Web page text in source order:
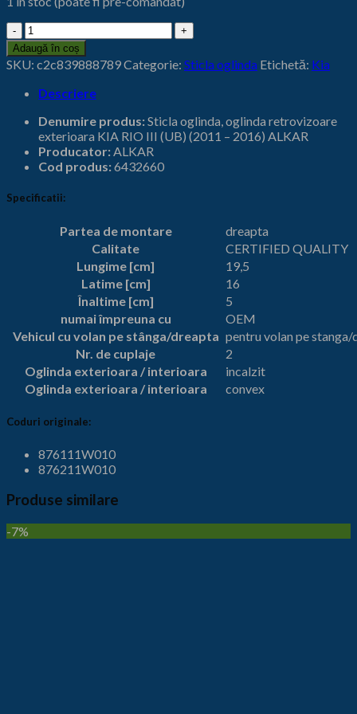
64,00 lei.
Cantitate
Sticla
oglinda,
oglinda
retrovizoare
exterioara
KIA
RIO
III
(UB)
-
ALKAR
6432660
Adaugă în coș
SKU: c2c839888789Categorie: Sticla oglinda Etichetă: Kia
Descriere
Denumire produs:Sticla oglinda, oglinda retrovizoare
exterioara KIA RIO III (UB) (2011 – 2016) ALKAR
Producator:ALKAR
Cod produs:6432660
Specificatii:
Partea de montare
dreapta
Calitate
CERTIFIED QUALITY
Lungime [cm]
19,5
Latime [cm]
16
Înaltime [cm]
5
numai împreuna cu
OEM
Vehicul cu volan pe stânga/dreapta pentru volan pe stanga/
Nr. de cuplaje
2
Oglinda exterioara / interioara
incalzit
Oglinda exterioara / interioara
convex
Coduri originale:
876111W010
876211W010
Produse similare
-7%